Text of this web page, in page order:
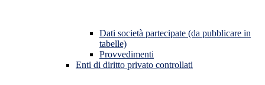
Dati società partecipate (da pubblicare in
tabelle)
Provvedimenti
Enti di diritto privato controllati